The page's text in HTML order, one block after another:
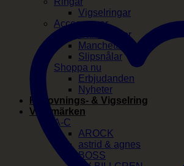
Vigselringar
Accessoarer
Hårklämmor
Manchettknappar
Slipsnålar
Shoppa nu
Erbjudanden
Nyheter
Förlovnings- & Vigselring
Varumärken
A-C
AROCK
astrid & agnes
BOSS